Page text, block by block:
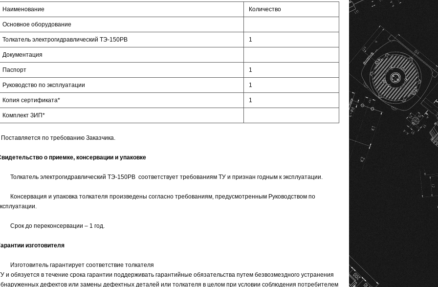
Наименование Количество
Основное оборудование
Толкатель электрогидравлический ТЭ-150РВ 1
Документация
Паспорт 1
Руководство по эксплуатации 1
Копия сертификата* 1
Комплект ЗИП*
Поставляется по требованию Заказчика.
о приемке, консервации и упаковке
электрогидравлический ТЭ-150РВ соответствует требованиям ТУ и признан годным к эксплуатации.
и упаковка толкателя произведены согласно требованиям, предусмотренным Руководством по
до переконсервации – 1 год.
изготовителя
гарантирует соответствие толкателя
и обязуется в течение срока гарантии поддерживать гарантийные обязательства путем безвозмездного устранения
дефектов или замены дефектных деталей или толкателя в целом при условии соблюдения потребителем